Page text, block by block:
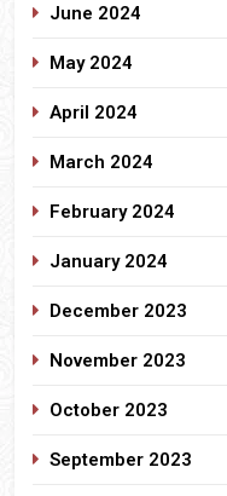
June 2024
May 2024
April 2024
March 2024
February 2024
January 2024
December 2023
November 2023
October 2023
September 2023